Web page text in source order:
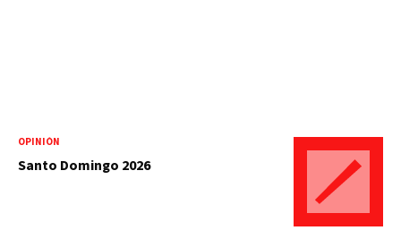
OPINIÓN
Santo Domingo 2026